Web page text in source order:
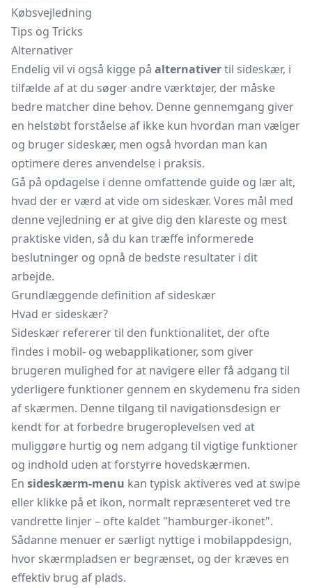
Købsvejledning
Tips og Tricks
Alternativer
Endelig vil vi også kigge på alternativertil sideskær, i
tilfælde af at du søger andre værktøjer, der måske
bedre matcher dine behov. Denne gennemgang giver
en helstøbt forståelse af ikke kun hvordan man vælger
og bruger sideskær, men også hvordan man kan
optimere deres anvendelse i praksis.
Gå på opdagelse i denne omfattende guide og lær alt,
hvad der er værd at vide om sideskær. Vores mål med
denne vejledning er at give dig den klareste og mest
praktiske viden, så du kan træffe informerede
beslutninger og opnå de bedste resultater i dit
arbejde.
Grundlæggende definition af sideskær
Hvad er sideskær?
Sideskær refererer til den funktionalitet, der ofte
findes i mobil- og webapplikationer, som giver
brugeren mulighed for at navigere eller få adgang til
yderligere funktioner gennem en skydemenu fra siden
af skærmen. Denne tilgang til navigationsdesign er
kendt for at forbedre brugeroplevelsen ved at
muliggøre hurtig og nem adgang til vigtige funktioner
og indhold uden at forstyrre hovedskærmen.
En sideskærm-menu kan typisk aktiveres ved at swipe
eller klikke på et ikon, normalt repræsenteret ved tre
vandrette linjer – ofte kaldet "hamburger-ikonet".
Sådanne menuer er særligt nyttige i mobilappdesign,
hvor skærmpladsen er begrænset, og der kræves en
effektiv brug af plads.